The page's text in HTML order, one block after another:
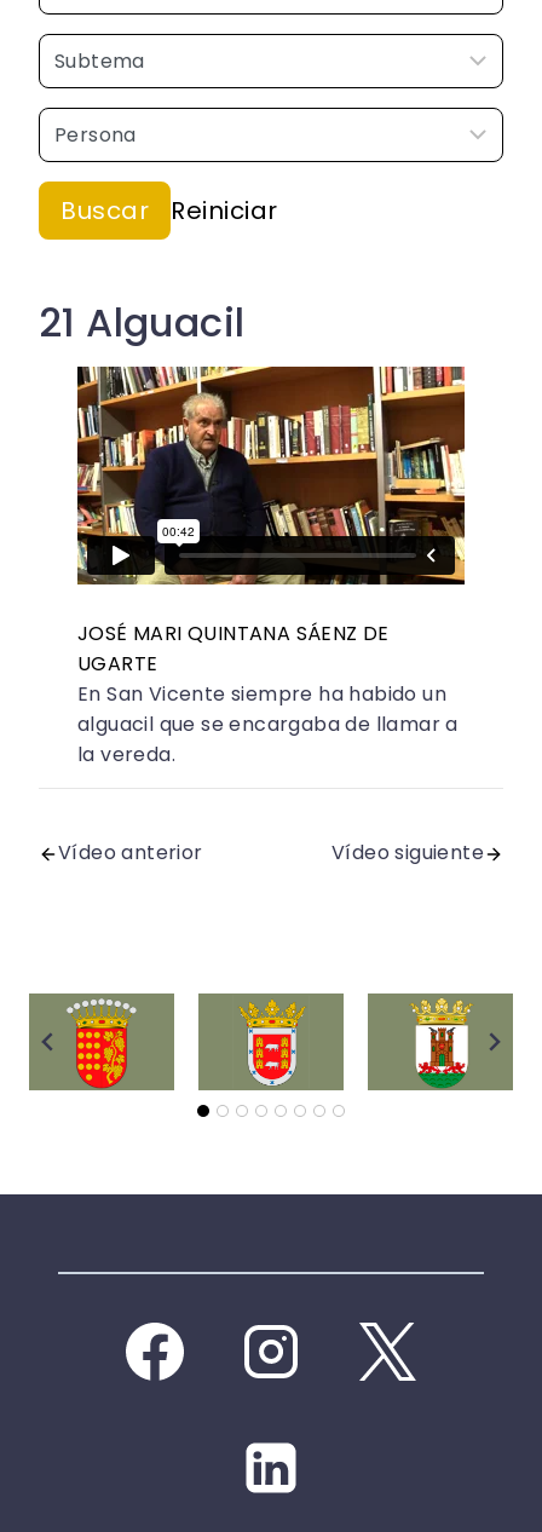
21 Alguacil
JOSÉ MARI QUINTANA SÁENZ DE
UGARTE
En San Vicente siempre ha habido un
alguacil que se encargaba de llamar a
la vereda.
Vídeo anterior Vídeo siguiente